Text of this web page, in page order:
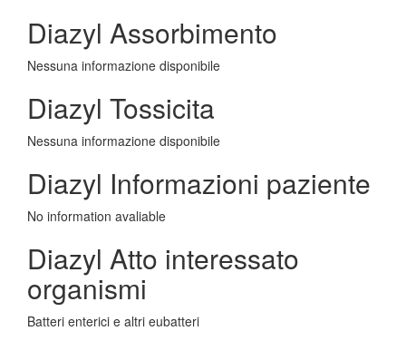
Diazyl Assorbimento
Nessuna informazione disponibile
Diazyl Tossicita
Nessuna informazione disponibile
Diazyl Informazioni paziente
No information avaliable
Diazyl Atto interessato
organismi
Batteri enterici e altri eubatteri